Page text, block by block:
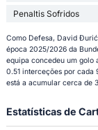
Penaltis Sofridos
Como Defesa, David
época 2025/2026 da
equipa concedeu um golo
0.51 interceções por cada
está a acumular cerca de
Estatísticas de